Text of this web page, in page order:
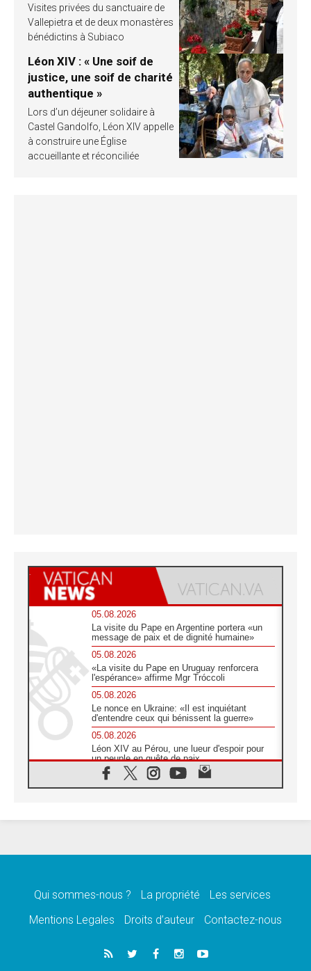
Visites privées du sanctuaire de
Vallepietra et de deux monastères
bénédictins à Subiaco
Léon XIV : « Une soif de
justice, une soif de charité
authentique »
Lors d’un déjeuner solidaire à
Castel Gandolfo, Léon XIV appelle
à construire une Église
accueillante et réconciliée
05.08.2026
La visite du Pape en Argentine portera «un
message de paix et de dignité humaine»
05.08.2026
«La visite du Pape en Uruguay renforcera
l'espérance» affirme Mgr Tróccoli
05.08.2026
Le nonce en Ukraine: «Il est inquiétant
d'entendre ceux qui bénissent la guerre»
05.08.2026
Léon XIV au Pérou, une lueur d'espoir pour
un peuple en quête de paix
05.08.2026
SCEAM: L'Église en Afrique vers
en Argentine et au Pérou
Audience générale: la prière est un acte
04.08.2026
Léon XIV invite les Chevaliers de Colomb à
Qui sommes-nous ? La propriété
Les services
Mentions Legales
Droits d’auteur Contactez-nous